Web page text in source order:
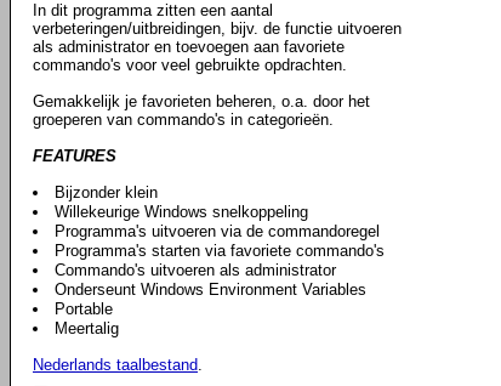
In dit programma zitten een aantal
verbeteringen/uitbreidingen, bijv. de functie uitvoeren
als administrator en toevoegen aan favoriete
commando's voor veel gebruikte opdrachten.
Gemakkelijk je favorieten beheren, o.a. door het
groeperen van commando's in categorieën.
FEATURES
Bijzonder klein
Willekeurige Windows snelkoppeling
Programma's uitvoeren via de commandoregel
Programma's starten via favoriete commando's
Commando's uitvoeren als administrator
Onderseunt Windows Environment Variables
Portable
Meertalig
Nederlands taalbestand.